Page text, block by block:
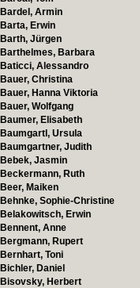
Bardel, Armin
Barta, Erwin
Barth, Jürgen
Barthelmes, Barbara
Baticci, Alessandro
Bauer, Christina
Bauer, Hanna Viktoria
Bauer, Wolfgang
Baumer, Elisabeth
Baumgartl, Ursula
Baumgartner, Judith
Bebek, Jasmin
Beckermann, Ruth
Beer, Maiken
Behnke, Sophie-Christine
Belakowitsch, Erwin
Bennent, Anne
Bergmann, Rupert
Bernhart, Toni
Bichler, Daniel
Bisovsky, Herbert